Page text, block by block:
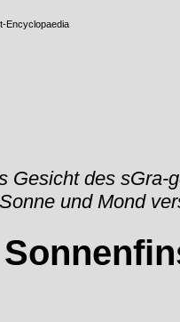
Gesicht des sGra-
Sonne und Mond